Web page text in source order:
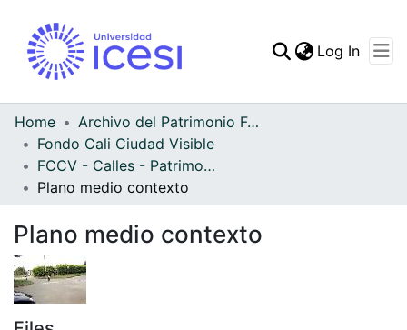
Log In
Home
Archivo del Patrimonio Fotográfico y Fílmico del Valle del Cauca
Fondo Cali Ciudad Visible
FCCV - Calles - Patrimonial
Plano medio contexto
Plano medio contexto